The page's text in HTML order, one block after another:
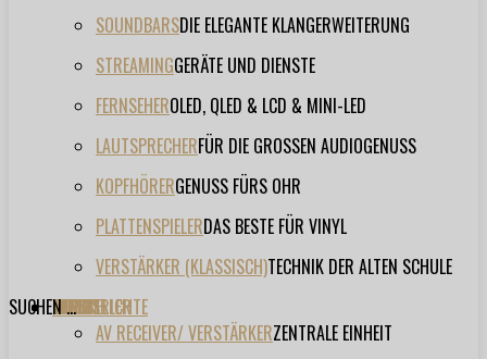
SOUNDBARSDIE ELEGANTE KLANGERWEITERUNG
STREAMINGGERÄTE UND DIENSTE
FERNSEHEROLED, QLED & LCD & MINI-LED
LAUTSPRECHERFÜR DIE GROSSEN AUDIOGENUSS
KOPFHÖRERGENUSS FÜRS OHR
PLATTENSPIELERDAS BESTE FÜR VINYL
VERSTÄRKER (KLASSISCH)TECHNIK DER ALTEN SCHULE
TESTBERICHTE
AV RECEIVER/ VERSTÄRKERZENTRALE EINHEIT
FORUM
FILME
VIDEOS
HERSTELLER
EVENT
SUCHEN ...